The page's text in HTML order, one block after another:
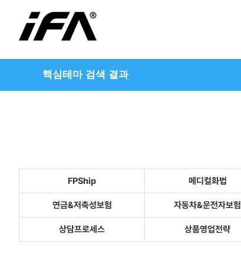
핵심테마 검색 결과
FPShip 메디컬화법
연금&저축성보험 자동차&운전자보험
상담프로세스 상품영업전략